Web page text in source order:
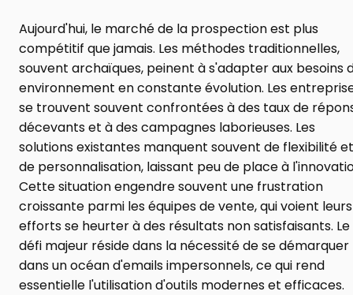
Aujourd'hui, le marché de la prospection est plus
compétitif que jamais. Les méthodes traditionnelles,
souvent archaïques, peinent à s'adapter aux besoins
environnement en constante évolution. Les
se trouvent souvent confrontées à des taux de
décevants et à des campagnes laborieuses. Les
solutions existantes manquent souvent de flexibilité et
de personnalisation, laissant peu de place à
Cette situation engendre souvent une frustration
croissante parmi les équipes de vente, qui voient leurs
efforts se heurter à des résultats non satisfaisants. Le
défi majeur réside dans la nécessité de se démarquer
dans un océan d'emails impersonnels, ce qui rend
essentielle l'utilisation d'outils modernes et efficaces.